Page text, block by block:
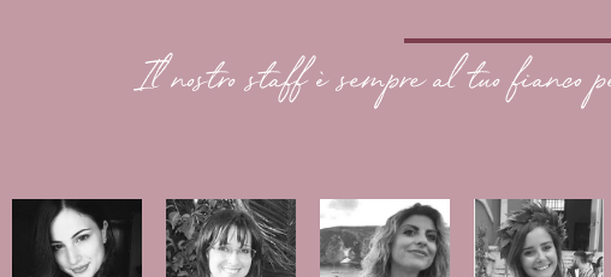
Il nostro staff è sempre al tuo fianco